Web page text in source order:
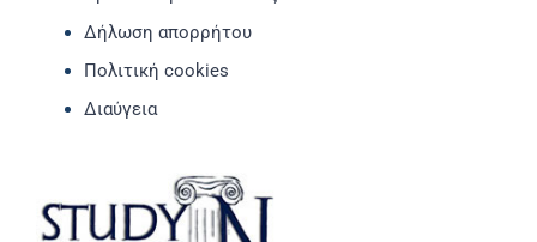
Δήλωση απορρήτου
Πολιτική cookies
Διαύγεια